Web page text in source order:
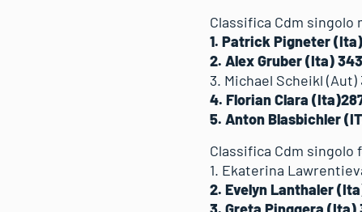
Classifica Cdm singolo
1. Patrick Pigneter
2. Alex Gruber (Ita) 343
3. Michael Scheikl (Aut)
4. Florian Clara
5. Anton Blasbichler
Classifica Cdm singolo
1. Ekaterina
2. Evelyn Lanthaler
3. Greta Pinggera (Ita)